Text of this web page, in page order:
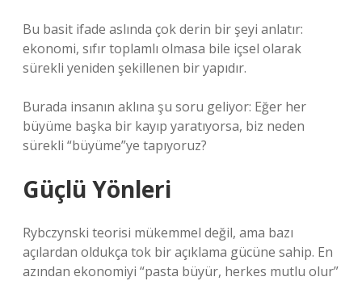
Bu basit ifade aslında çok derin bir şeyi anlatır:
ekonomi, sıfır toplamlı olmasa bile içsel olarak
sürekli yeniden şekillenen bir yapıdır.
Burada insanın aklına şu soru geliyor: Eğer her
büyüme başka bir kayıp yaratıyorsa, biz neden
sürekli “büyüme”ye tapıyoruz?
Güçlü Yönleri
Rybczynski teorisi mükemmel değil, ama bazı
açılardan oldukça tok bir açıklama gücüne sahip. En
azından ekonomiyi “pasta büyür, herkes mutlu olur”